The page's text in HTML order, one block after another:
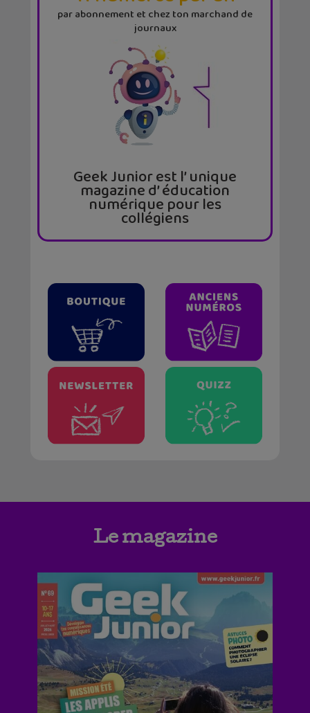
par abonnement et chez ton marchand de
journaux
Geek Junior est l’ unique
magazine d’ éducation
numérique pour les
collégiens
Le magazine